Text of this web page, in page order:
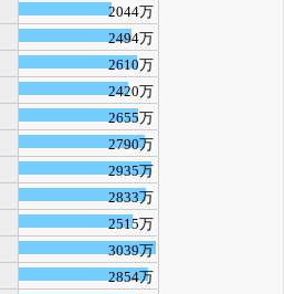
2044万
2494万
2610万
2420万
2655万
2790万
2935万
2833万
2515万
3039万
2854万